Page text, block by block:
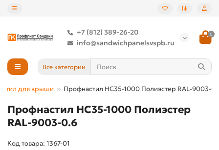
+7 (812) 389-26-20
info@sandwichpanelsvspb.ru
0
Все категории
для крыши Профнастил НС35-1000 Полиэстер RAL-9003-
Профнастил НС35-1000 Полиэстер
RAL-9003-0.6
Код товара: 1367-01